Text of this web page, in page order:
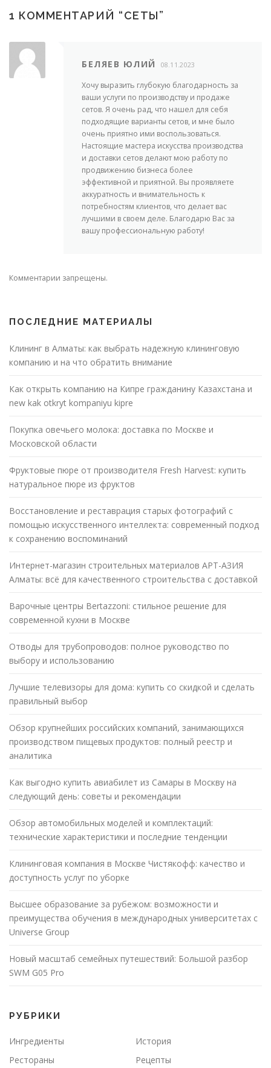
1 КОММЕНТАРИЙ “СЕТЫ”
БЕЛЯЕВ ЮЛИЙ 08.11.2023
Хочу выразить глубокую благодарность за
ваши услуги по производству и продаже
сетов. Я очень рад, что нашел для себя
подходящие варианты сетов, и мне было
очень приятно ими воспользоваться.
Настоящие мастера искусства производства
и доставки сетов делают мою работу по
продвижению бизнеса более
эффективной и приятной. Вы проявляете
аккуратность и внимательность к
потребностям клиентов, что делает вас
лучшими в своем деле. Благодарю Вас за
вашу профессиональную работу!
Комментарии запрещены.
ПОСЛЕДНИЕ МАТЕРИАЛЫ
Клининг в Алматы: как выбрать надежную клининговую
компанию и на что обратить внимание
Как открыть компанию на Кипре гражданину Казахстана и
new kak otkryt kompaniyu kipre
Покупка овечьего молока: доставка по Москве и
Московской области
Фруктовые пюре от производителя Fresh Harvest: купить
натуральное пюре из фруктов
Восстановление и реставрация старых фотографий с
помощью искусственного интеллекта: современный подход
к сохранению воспоминаний
Интернет-магазин строительных материалов АРТ-АЗИЯ
Алматы: всё для качественного строительства с доставкой
Варочные центры Bertazzoni: стильное решение для
современной кухни в Москве
Отводы для трубопроводов: полное руководство по
выбору и использованию
Лучшие телевизоры для дома: купить со скидкой и сделать
правильный выбор
Обзор крупнейших российских компаний, занимающихся
производством пищевых продуктов: полный реестр и
аналитика
Как выгодно купить авиабилет из Самары в Москву на
следующий день: советы и рекомендации
Обзор автомобильных моделей и комплектаций:
технические характеристики и последние тенденции
Клининговая компания в Москве Чистякофф: качество и
доступность услуг по уборке
Высшее образование за рубежом: возможности и
преимущества обучения в международных университетах с
Universe Group
Новый масштаб семейных путешествий: Большой разбор
SWM G05 Pro
РУБРИКИ
Ингредиенты
История
Рестораны
Рецепты